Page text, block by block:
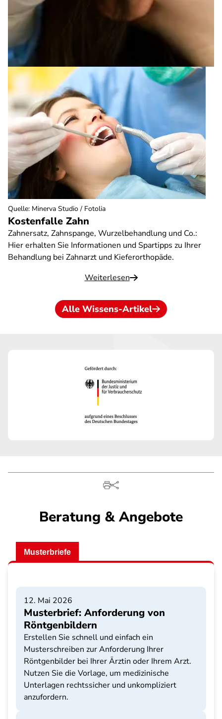
Kostenfalle Zahn
Zahnersatz, Zahnspange, Wurzelbehandlung und Co.:
Hier erhalten Sie Informationen und Spartipps zu Ihrer
Behandlung bei Zahnarzt und Kieferorthopäde.
Weiterlesen
Quelle: Minerva Studio / Fotolia
Alle Wissens-Artikel
Beratung & Angebote
Musterbriefe
12. Mai 2026
Musterbrief: Anforderung von
Röntgenbildern
Erstellen Sie schnell und einfach ein
Musterschreiben zur Anforderung Ihrer
Röntgenbilder bei Ihrer Ärztin oder Ihrem Arzt.
Nutzen Sie die Vorlage, um medizinische
Unterlagen rechtssicher und unkompliziert
anzufordern.